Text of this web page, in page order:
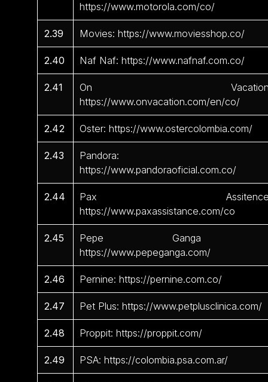
https://www.motorola.com/co/
2.39 Movies: https://www.moviesshop.co/
2.40 Naf Naf: https://www.nafnaf.com.co/
2.41
On
https://www.onvacation.com/en/co/
2.42 Oster: https://www.ostercolombia.com/
2.43
Pandora:
https://www.pandoraoficial.com.co/
2.44
Pax
https://www.paxassistance.com/co
2.45
Pepe Ganga
https://www.pepeganga.com/
2.46 Pernine: https://pernine.com.co/
2.47 Pet Plus: https://www.petplusclinica.com/
2.48 Proppit: https://proppit.com/
2.49 PSA: https://colombia.psa.com.ar/